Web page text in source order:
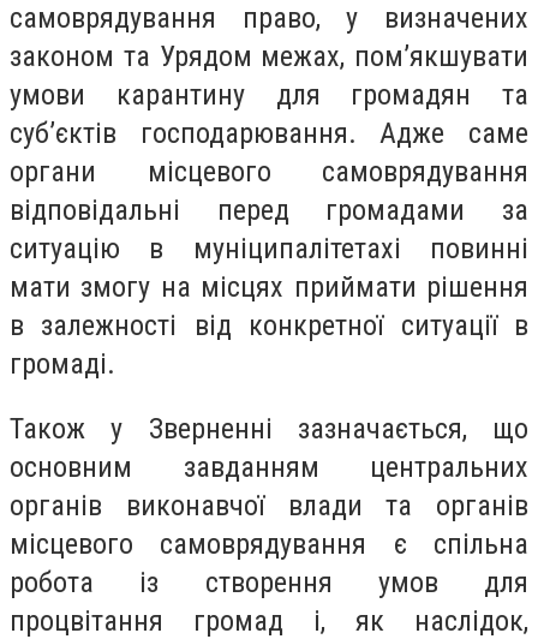
самоврядування право, у визначених
законом та Урядом межах, пом’якшувати
умови карантину для громадян та
суб’єктів господарювання. Адже саме
органи місцевого самоврядування
відповідальні перед громадами за
ситуацію в муніципалітетахі повинні
мати змогу на місцях приймати рішення
в залежності від конкретної ситуації в
громаді.
Також у Зверненні зазначається, що
основним завданням центральних
органів виконавчої влади та органів
місцевого самоврядування є спільна
робота із створення умов для
процвітання громад і, як наслідок,